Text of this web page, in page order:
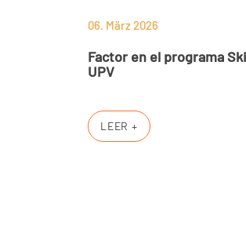
06. März 2026
Factor en el programa
UPV
LEER +